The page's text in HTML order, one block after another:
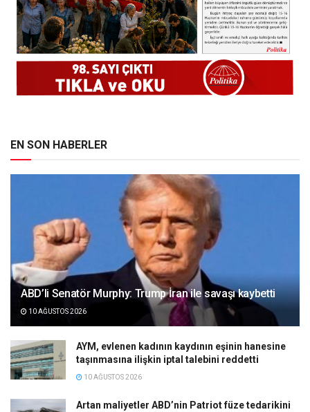
EN SON HABERLER
ABD’li Senatör Murphy: Trump İran ile savaşı kaybetti
10 AĞUSTOS 2026
AYM, evlenen kadının kaydının eşinin hanesine
taşınmasına ilişkin iptal talebini reddetti
10 AĞUSTOS 2026
Artan maliyetler ABD’nin Patriot füze tedarikini